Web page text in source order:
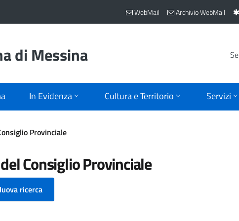
WebMail Archivio WebMail
di Messina
In Evidenza Cultura e Territorio Servizi
Provinciale
Consiglio Provinciale
ricerca